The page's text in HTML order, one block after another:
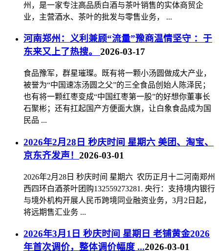
州，是一家专注高品质白酒与茶叶销售的实体商贸企
业，主营酒水、茶叶的批发与零售业务， ...
河南郑州：义利兼顾“流量”豫商温情坚守 ：于
东来又上了热搜。 2026-03-17
食品豫军，群星璀璨。既有将一颗小汤圆做成大产业，
被誉为“中国速冻汤圆之父”的三全食品创始人陈泽民；
也有将一颗红枣变成“中国红枣第一股”的好想你董事长
石聚彬；还有扛起国产方便面大旗，让白象食品成为国
民品 ...
2026年2月28日 秒庆时间 星期六 美团、淘宝、
京东齐发声！ 2026-03-01
2026年2月28日 秒庆时间 星期六 农历正月十二河南郑州
西四环白酒茶叶团购132559273281. 央行：支持境内银行
与境外机构开展人民币跨境同业融资业务，3月2日起，
将远期售汇业务 ...
2026年3月1日 秒庆时间 星期日 老铺黄金2026
年首次调价，整体调价幅度 ...2026-03-01